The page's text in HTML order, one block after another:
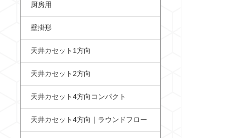
厨房用
壁掛形
天井カセット1方向
天井カセット2方向
天井カセット4方向コンパクト
天井カセット4方向｜ラウンドフロー